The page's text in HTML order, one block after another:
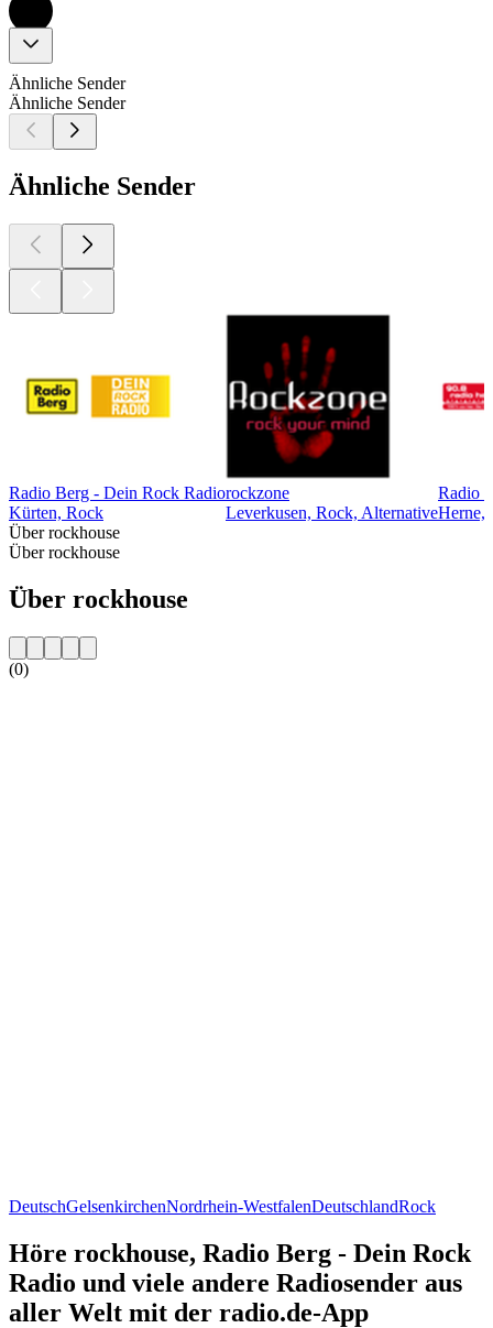
Ähnliche Sender
Ähnliche Sender
Ähnliche Sender
Radio Berg - Dein Rock Radio
Kürten, Rock
rockzone
Leverkusen, Rock, Alternative
Radio
Herne,
Über rockhouse
Über rockhouse
Über rockhouse
(0)
DeutschGelsenkirchenNordrhein-WestfalenDeutschlandRock
Höre rockhouse, Radio Berg - Dein Rock
Radio und viele andere Radiosender aus
aller Welt mit der radio.de-App